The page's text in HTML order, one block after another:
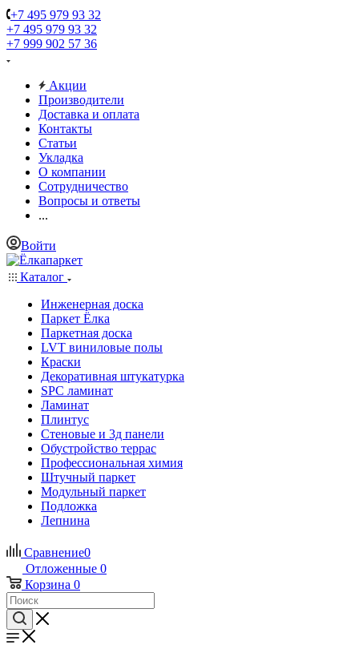
+7 495 979 93 32
+7 495 979 93 32
+7 999 902 57 36
Акции
Производители
Доставка и оплата
Контакты
Статьи
Укладка
О компании
Сотрудничество
Вопросы и ответы
...
Войти
Каталог
Инженерная доска
Паркет Ёлка
Паркетная доска
LVT виниловые полы
Краски
Декоративная штукатурка
SPC ламинат
Ламинат
Плинтус
Стеновые и 3д панели
Обустройство террас
Профессиональная химия
Штучный паркет
Модульный паркет
Подложка
Лепнина
Сравнение0
Отложенные 0
Корзина 0